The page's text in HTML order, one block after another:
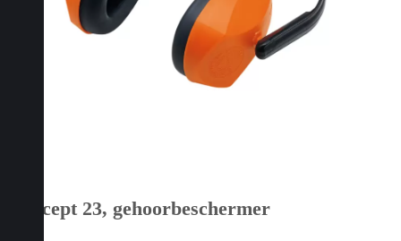
Concept 23, gehoorbeschermer